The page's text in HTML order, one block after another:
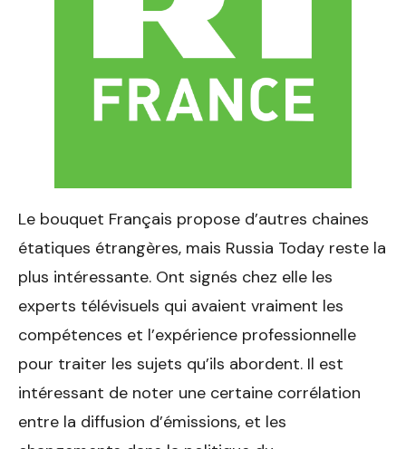
Le bouquet Français propose d’autres chaines
étatiques étrangères, mais Russia Today reste la
plus intéressante. Ont signés chez elle les
experts télévisuels qui avaient vraiment les
compétences et l’expérience professionnelle
pour traiter les sujets qu’ils abordent. Il est
intéressant de noter une certaine corrélation
entre la diffusion d’émissions, et les